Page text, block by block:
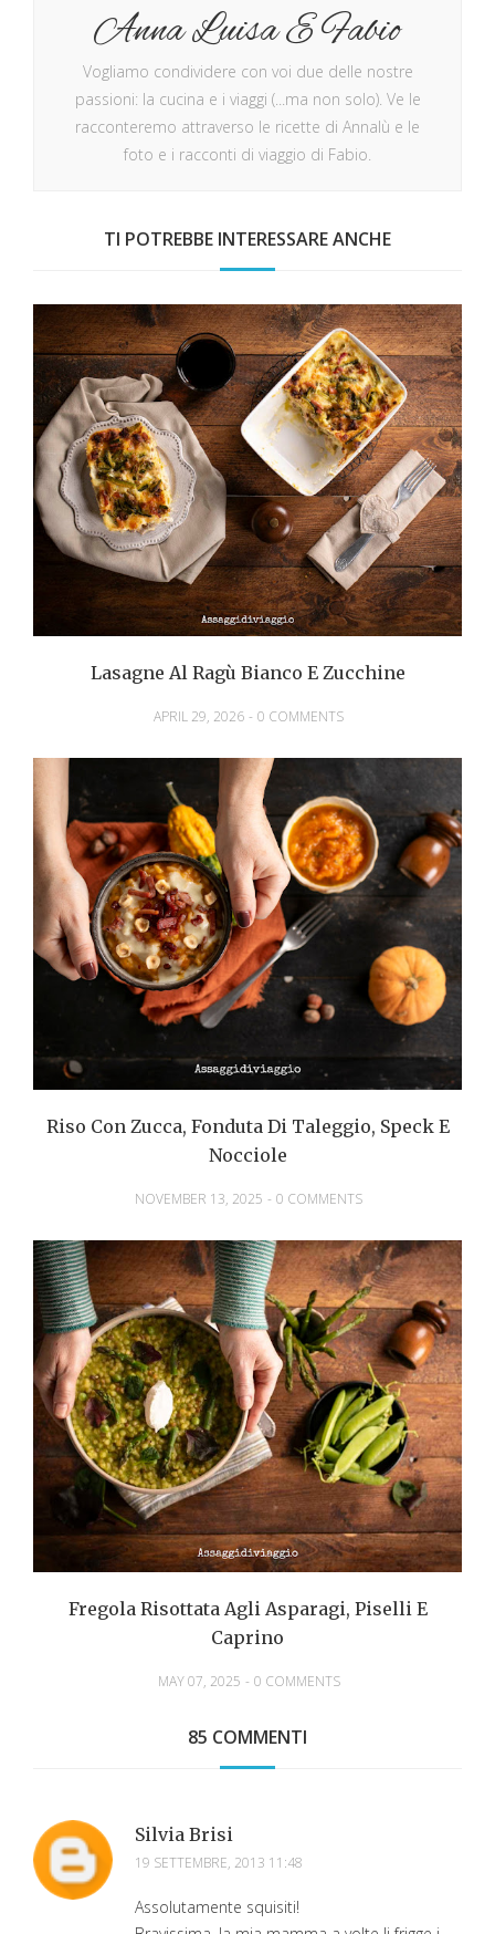
Anna Luisa E Fabio
Vogliamo condividere con voi due delle nostre
passioni: la cucina e i viaggi (...ma non solo). Ve le
racconteremo attraverso le ricette di Annalù e le
foto e i racconti di viaggio di Fabio.
TI POTREBBE INTERESSARE ANCHE
Lasagne Al Ragù Bianco E Zucchine
APRIL 29, 2026 - 0 COMMENTS
Riso Con Zucca, Fonduta Di Taleggio, Speck E
Nocciole
NOVEMBER 13, 2025 - 0 COMMENTS
Fregola Risottata Agli Asparagi, Piselli E
Caprino
MAY 07, 2025 - 0 COMMENTS
85 COMMENTI
Silvia Brisi
19 SETTEMBRE, 2013 11:48
Assolutamente squisiti!